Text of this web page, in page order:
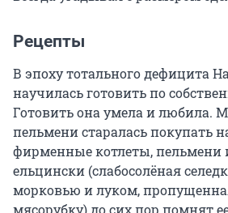
Рецепты
В эпоху тотального дефицита
научилась готовить по
Готовить она умела и любила.
пельмени старалась покупать
фирменные котлеты, пельмени
ельцински (слабосолёная
морковью и луком,